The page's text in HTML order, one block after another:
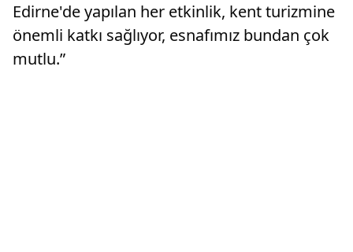
Edirne'de yapılan her etkinlik, kent turizmine
önemli katkı sağlıyor, esnafımız bundan çok
mutlu.”